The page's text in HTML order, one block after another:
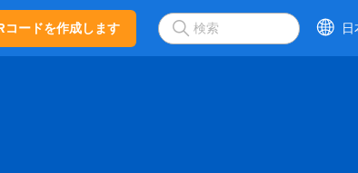
コードを作成します